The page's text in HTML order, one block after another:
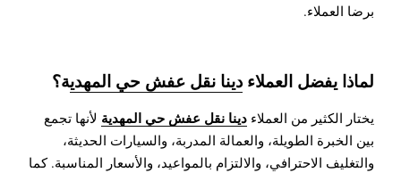
برضا العملاء.
لماذا يفضل العملاء دينا نقل عفش حي المهدية؟
يختار الكثير من العملاء دينا نقل عفش حي المهدية لأنها تجمع
بين الخبرة الطويلة، والعمالة المدربة، والسيارات الحديثة،
والتغليف الاحترافي، والالتزام بالمواعيد، والأسعار المناسبة. كما